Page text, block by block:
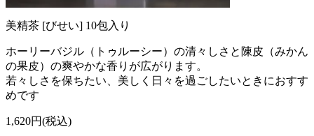
美精茶 [びせい] 10包入り
ホーリーバジル（トゥルーシー）の清々しさと陳皮（みかん
の果皮）の爽やかな香りが広がります。
若々しさを保ちたい、美しく日々を過ごしたいときにおすす
めです
1,620円(税込)